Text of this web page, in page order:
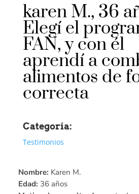
karen M., 36
Elegí el
FAN, y con él
aprendí a
alimentos de
correcta
Categoría:
Testimonios
Nombre: Karen M.
Edad: 36 años